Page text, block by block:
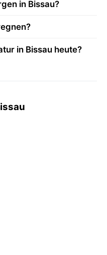
in Bissau?
in Bissau heute?